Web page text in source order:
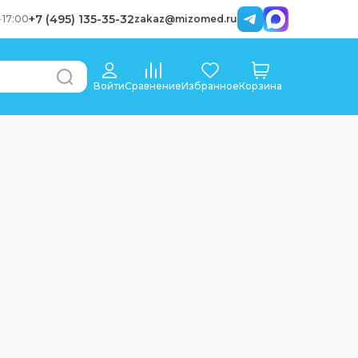
17:00+7 (495) 135-35-32zakaz@mizomed.ru
ВойтиСравнениеИзбранноеКорзина